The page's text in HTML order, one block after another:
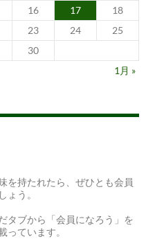
16 17
18
23 24
25
30
1月 »
を持たれたら、ぜひとも会員
ょう。
タブから「会員になろう」を
っています。